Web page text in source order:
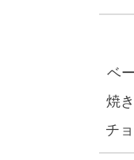
ベ
焼
チ